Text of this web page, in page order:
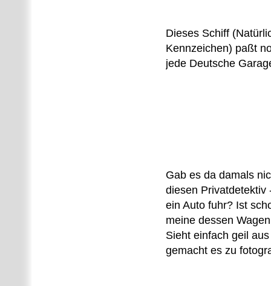
Dieses Schiff
Kennzeichen) paßt
jede Deutsche
Gab es da damals
diesen Privatdetektiv
ein Auto fuhr? Ist
meine dessen
Sieht einfach geil
gemacht es zu